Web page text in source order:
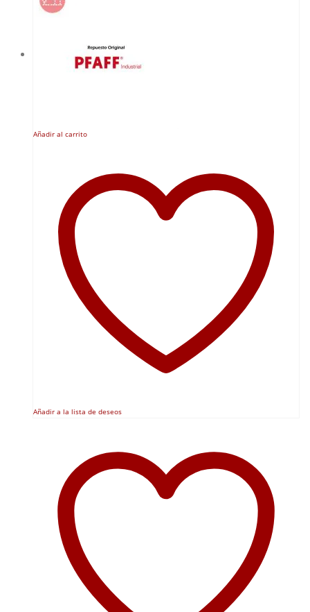
Añadir al carrito
Añadir a la lista de deseos